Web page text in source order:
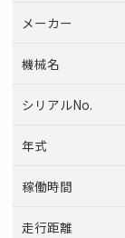
メーカー
機械名
シリアルNo.
年式
稼働時間
走行距離